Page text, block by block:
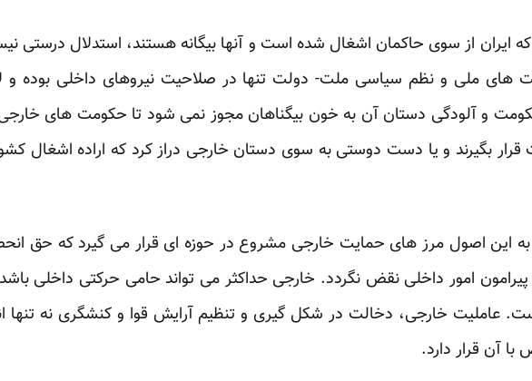
ایران از سوی حاکمان اشغال شده است و آنها بیگانه هستند، استدلال درستی
های ملی و نظم سیاسی ملت- دولت تنها در صلاحیت نیروهای داخلی بوده و
و آلودگی دستان آن به خون بیگناهان مجوز نمی شود تا حکومت های خارجی
قرار بگیرند و یا دست دوستی به سوی دستان خارجی دراز کرد که اراده اشغال
به این اصول مرز های حمایت خارجی مشروع در حوزه ای قرار می گیرد که حق
امور داخلی نقض نگردد. خارجی حداکثر می تواند حامی حرکتی داخلی باشد
عاملیت خارجی، دخالت در شکل گیری و تنظیم آرایش قوا و کنشگری نه تنها
با آن قرار دارد.